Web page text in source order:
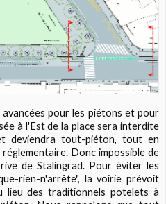
pour les piétons et pour
à l'Est de la place sera interdite
deviendra tout-piéton, tout en
Donc impossible de
de Stalingrad. Pour éviter les
rien-n'arrête", la voirie prévoit
lieu des traditionnels potelets à